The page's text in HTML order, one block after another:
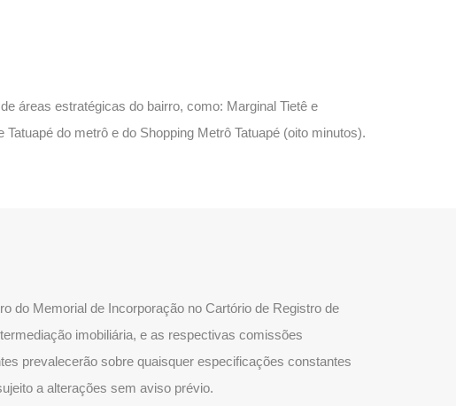
áreas estratégicas do bairro, como: Marginal Tietê e
do metrô e do Shopping Metrô Tatuapé (oito minutos).
do Memorial de Incorporação no Cartório de Registro de
imobiliária, e as respectivas comissões
prevalecerão sobre quaisquer especificações constantes
a alterações sem aviso prévio.